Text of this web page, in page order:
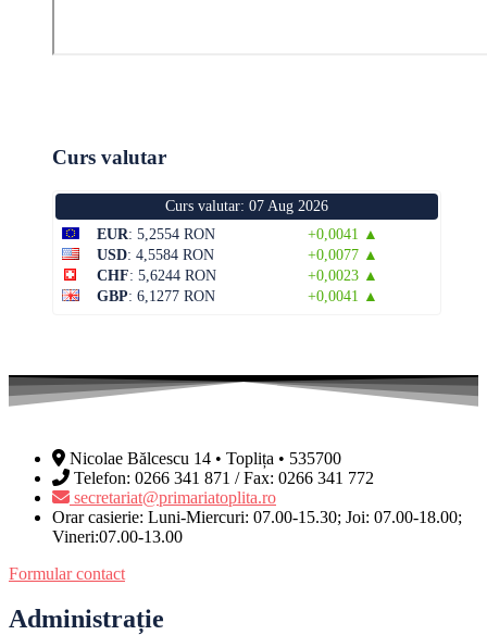
Curs valutar
Curs valutar: 07 Aug 2026
EUR: 5,2554 RON
+0,0041 ▲
USD: 4,5584 RON
+0,0077 ▲
CHF: 5,6244 RON
+0,0023 ▲
GBP: 6,1277 RON +0,0041 ▲
Nicolae Bălcescu 14 • Toplița • 535700
Telefon: 0266 341 871 / Fax: 0266 341 772
secretariat@primariatoplita.ro
Orar casierie: Luni-Miercuri: 07.00-15.30; Joi: 07.00-18.00;
Vineri:07.00-13.00
Formular contact
Administrație